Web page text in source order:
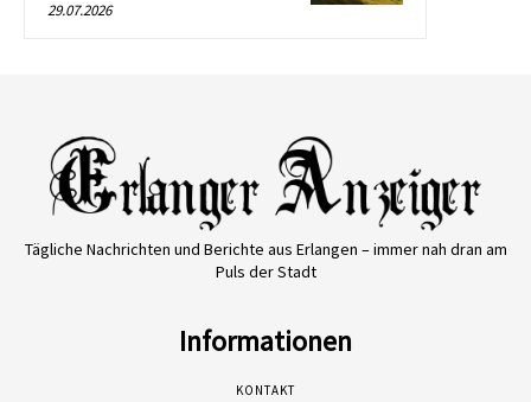
29.07.2026
Tägliche Nachrichten und Berichte aus Erlangen – immer nah dran am
Puls der Stadt
Informationen
KONTAKT